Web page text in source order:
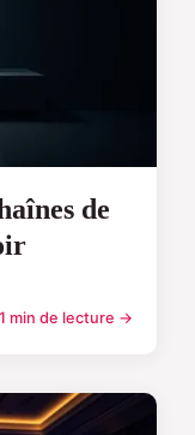
de
min de lecture →